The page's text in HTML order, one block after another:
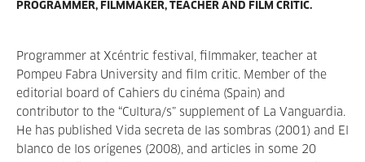
PROGRAMMER, FILMMAKER, TEACHER AND FILM CRITIC.
Programmer at Xcéntric festival, filmmaker, teacher at
Pompeu Fabra University and film critic. Member of the
editorial board of Cahiers du cinéma (Spain) and
contributor to the “Cultura/s” supplement of La Vanguardia.
He has published Vida secreta de las sombras (2001) and El
blanco de los orígenes (2008), and articles in some 20